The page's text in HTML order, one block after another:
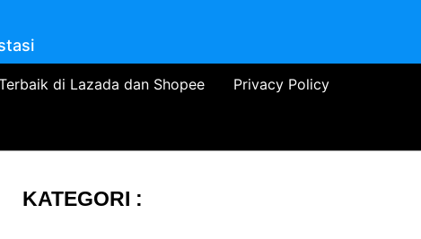
di Lazada dan Shopee Privacy Policy
KATEGORI :